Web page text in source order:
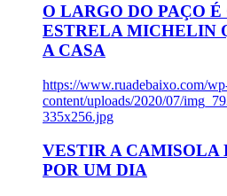
O LARGO DO PAÇO
ESTRELA MICHELIN
A CASA
https://www.ruadebaixo.com/
content/uploads/2020/07/
335x256.jpg
VESTIR A CAMISOLA
POR UM DIA